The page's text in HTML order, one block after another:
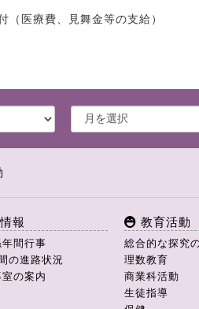
医療費、見舞金等の支給）
報
間行事
の進路状況
の案内
教育活動
総合的な探究
理数教育
商業科活動
生徒指導